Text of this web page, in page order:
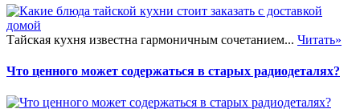
Тайская кухня известна гармоничным сочетанием... Читать»
Что ценного может содержаться в старых радиодеталях?